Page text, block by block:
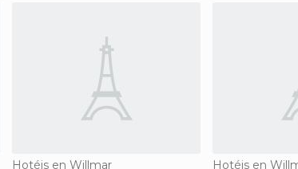
Hotéis en Willmar
Hotéis en